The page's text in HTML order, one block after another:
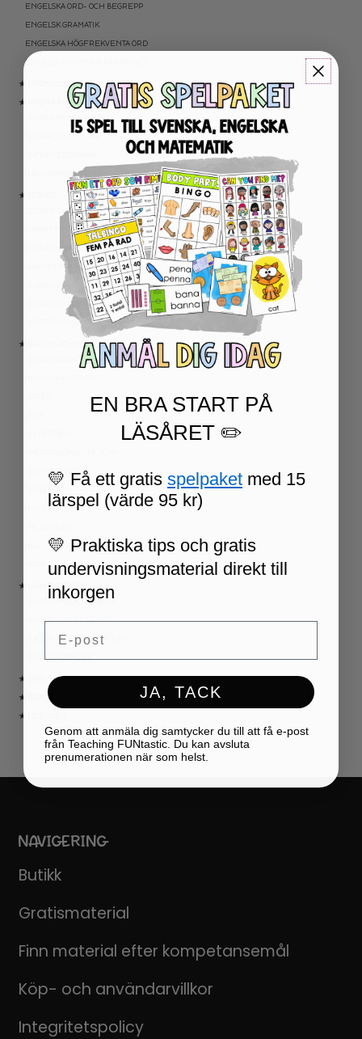
ENGELSKA ORD- OCH BEGREPP
ENGELSK GRAMATIK
ENGELSKA HÖGFREKVENTA ORD
ENGELSK MUNTLIGA FÄRDIGHET
★ UTOMHUSPEDAGOGIK
★ ANDRA ÄMNEN
SOCIALA FÄRDIGHETER
SAMHÄLLSKUNSKAP
RELIGIONSKUNSKAP
★ SERIER
ESCAPE ROOMS
UPPGIFTSKORT SVENSKA
NIVÅINDELADE LÄSTEXTER
LÄSKORT FAKTA
VI SKRIVER
SPRÅKSPIRALEN
MATTESPIRALEN
★ SÄSONG OCH HÖGTIDER
100 SKOLDAGAR
TERMINSAVSLUT
FN-DAGEN
★ LÄRARVERKTYG
KLASSRUMSDEKORATION
KLASSRUMSLEDARSKAP
KLASSRUMSORGANISATION
★ SPEL
★ GRATIS
★ LICENSER
NAVIGERING
Butikk
Gratismaterial
Finn material efter kompetansemål
Köp- och användarvillkor
Integritetspolicy
EN BRA START PÅ
LÄSÅRET ✏️
💛 Få ett gratis spelpaket med 15
lärspel (värde 95 kr)
💛 Praktiska tips och gratis
undervisningsmaterial direkt till
inkorgen
Email
JA, TACK
Genom att anmäla dig samtycker du till att få e-post
från Teaching FUNtastic. Du kan avsluta
prenumerationen när som helst.